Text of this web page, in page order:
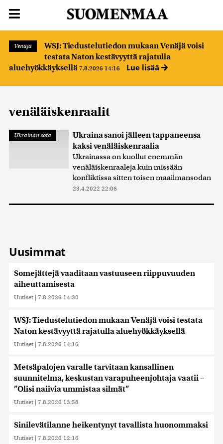
Venäjä
WSJ: Tiedustelutiedon mukaan Venäjä voisi
testata Naton kestävyyttä rajatulla
aluehyökkäyksellä 7.8.2026 14:16 Lue lisää
venäläiskenraalit
Ukrainan sota
Ukraina sanoi jälleen tappaneensa
kaksi venäläiskenraalia
Ukrainassa on kuollut enemmän
venäläiskenraaleja kuin missään
konfliktissa sitten toisen maailmansodan
23.4.2022 22:06
Uusimmat
Somejättejä vaaditaan vastuuseen riippuvuuden
aiheuttamisesta
Uutiset | 7.8.2026 14:30
WSJ: Tiedustelutiedon mukaan Venäjä voisi testata
Naton kestävyyttä rajatulla aluehyökkäyksellä
Uutiset | 7.8.2026 14:16
Metsäpalojen varalle tarvitaan kansallinen
suunnitelma, keskustan varapuheenjohtaja vaatii –
”Olisi naiivia ummistaa silmät”
Uutiset | 7.8.2026 13:58
Sinilevätilanne heikentynyt tavallista huonommaksi
Uutiset | 7.8.2026 12:16